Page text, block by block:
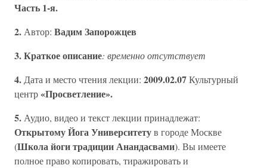
Часть 1-я.
2. Автор: Вадим Запорожцев
3. Краткое описание: временно отсутствует
4. Дата и место чтения лекции: 2009.02.07Культурный
центр«Просветление».
5. Аудио, видео и текст лекции принадлежат:
Открытому Йога Университетув городе Москве
(Школа йоги традиции Анандасвами). Вы имеете
полное право копировать, тиражировать и